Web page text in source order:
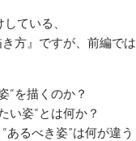
ている、
き方』ですが、前編では
“を描くのか？
い姿“とは何か？
あるべき姿”は何が違う